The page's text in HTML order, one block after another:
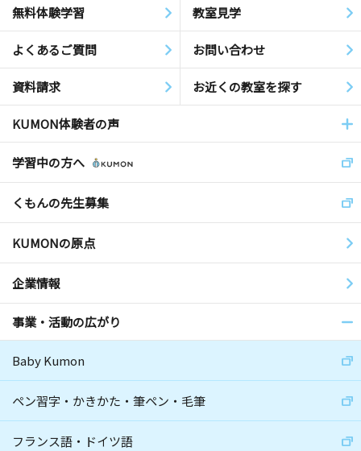
無料体験学習 教室見学
よくあるご質問 お問い合わせ
資料請求 お近くの教室を探す
KUMON体験者の声
学習中の方へ
くもんの先生募集
KUMONの原点
企業情報
事業・活動の広がり
Baby Kumon
ペン習字・かきかた・筆ペン・毛筆
フランス語・ドイツ語